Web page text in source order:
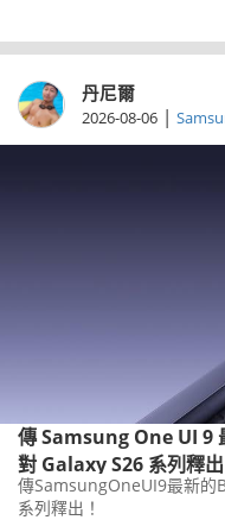
丹尼爾
2026-08-06 |
傳 Samsung One UI 9
對 Galaxy S26 系列釋出
傳SamsungOneUI9最新的
系列釋出！